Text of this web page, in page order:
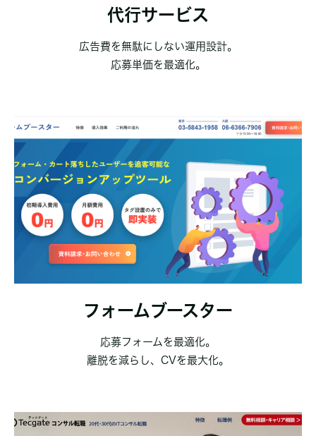
代行サービス
広告費を無駄にしない運用設計。
応募単価を最適化。
フォームブースター
応募フォームを最適化。
離脱を減らし、CVを最大化。